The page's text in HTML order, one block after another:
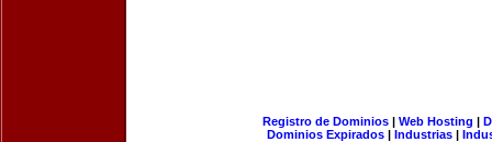
Registro de Dominios| Web Hosting |
Dominios Expirados | Industrias |